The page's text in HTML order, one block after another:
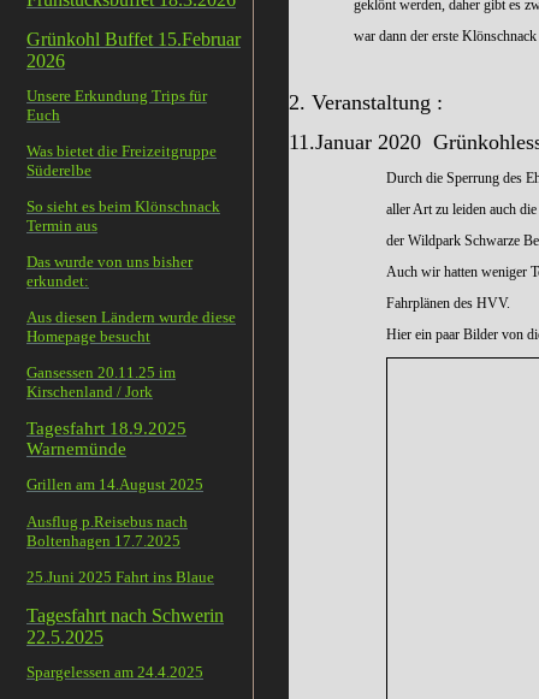
Grünkohl Buffet 15.Februar
2026
Unsere Erkundung Trips für
Euch
Was bietet die Freizeitgruppe
Süderelbe
So sieht es beim Klönschnack
Termin aus
Das wurde von uns bisher
erkundet:
Aus diesen Ländern wurde diese
Homepage besucht
Gansessen 20.11.25 im
Kirschenland / Jork
Tagesfahrt 18.9.2025
Warnemünde
Grillen am 14.August 2025
Ausflug p.Reisebus nach
Boltenhagen 17.7.2025
25.Juni 2025 Fahrt ins Blaue
Tagesfahrt nach Schwerin
22.5.2025
Spargelessen am 24.4.2025
geklönt werden, daher gibt es
war dann der erste Klönschnack im
2. Veranstaltung :
11.Januar 2020
Durch die Sperrung des Ehestorfer
aller Art zu leiden auch die
der Wildpark Schwarze Berge
Auch wir hatten weniger
Fahrplänen des HVV.
Hier ein paar Bilder von dieser